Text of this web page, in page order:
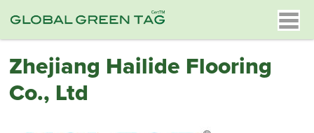
Zhejiang Hailide Flooring
Co., Ltd